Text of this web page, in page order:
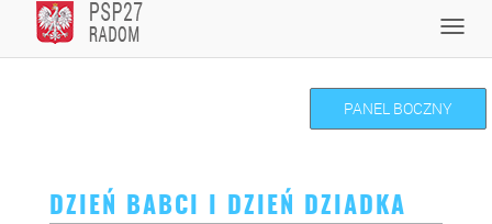
content
PANEL BOCZNY
DZIEŃ BABCI I DZIEŃ DZIADKA